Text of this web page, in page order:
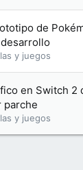
de
y juegos
en Switch 2
parche
y juegos